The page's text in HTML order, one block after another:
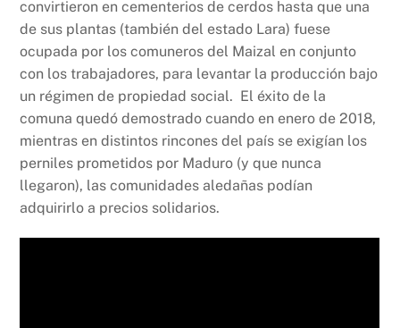
convirtieron en cementerios de cerdos hasta que una
de sus plantas (también del estado Lara) fuese
ocupada por los comuneros del Maizal en conjunto
con los trabajadores, para levantar la producción bajo
un régimen de propiedad social. El éxito de la
comuna quedó demostrado cuando en enero de 2018,
mientras en distintos rincones del país se exigían los
perniles prometidos por Maduro (y que nunca
llegaron), las comunidades aledañas podían
adquirirlo a precios solidarios.